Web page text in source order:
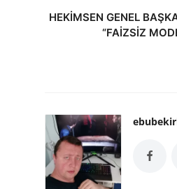
HEKİMSEN GENEL
“FAİZSİZ